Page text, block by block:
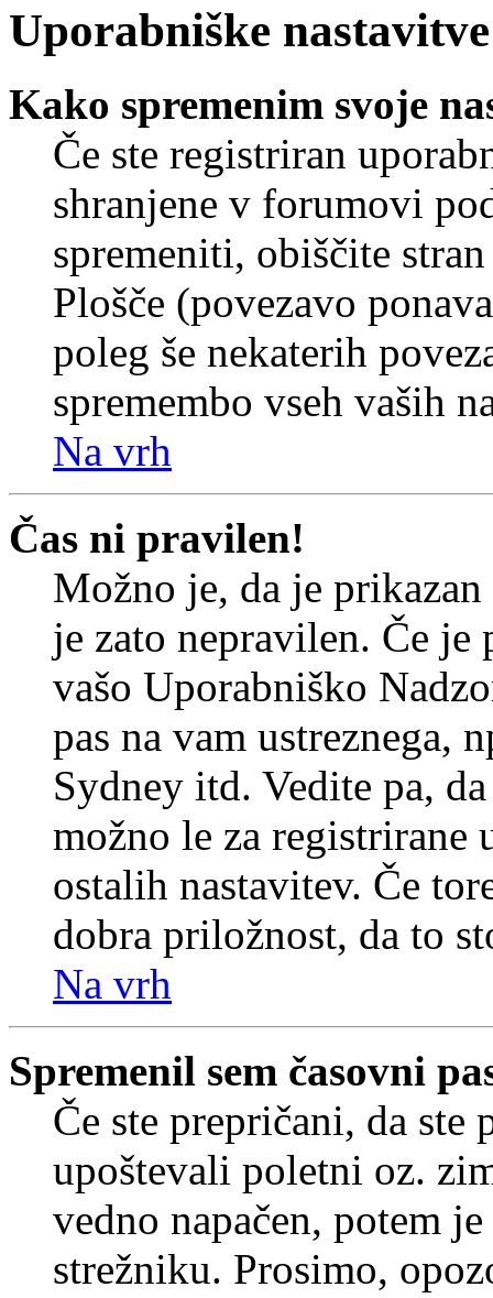
Uporabniške nastavitve
Kako spremenim svoje
Če ste registriran
shranjene v forumovi
spremeniti, obiščite
Plošče (povezavo
poleg še nekaterih
spremembo vseh vaših
Na vrh
Čas ni pravilen!
Možno je, da je prikazan
je zato nepravilen. Če
vašo Uporabniško
pas na vam ustreznega,
Sydney itd. Vedite pa,
možno le za registrirane
ostalih nastavitev. Če
dobra priložnost, da to
Na vrh
Spremenil sem časovni
Če ste prepričani, da
upoštevali poletni oz.
vedno napačen, potem
strežniku. Prosimo,